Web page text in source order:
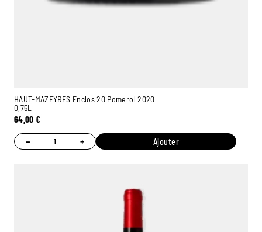
HAUT-MAZEYRES Enclos 20 Pomerol 2020
0,75L
64,00€
− + Ajouter